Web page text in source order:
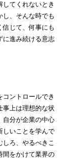
てくれないとき
し、そんな時でも
信じて、何事にも
に進み続ける意志
ントロールでき
事上は理想的な状
自分が企業の中心
しいことを学んで
しろ、やるべきこ
間をかけて業界の